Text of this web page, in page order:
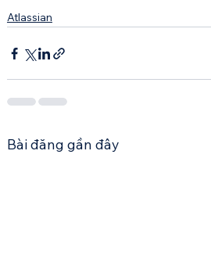
Atlassian
Bài đăng gần đây